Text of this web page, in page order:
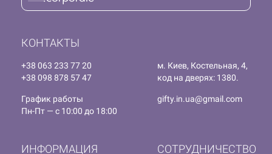
КОНТАКТЫ
+38 063 233 77 20
+38 098 878 57 47
м. Киев, Костельная, 4,
код на дверях: 1380.
График работы
Пн-Пт — с 10:00 до 18:00
gifty.in.ua@gmail.com
СОТРУДНИЧЕСТВО
ИНФОРМАЦИЯ